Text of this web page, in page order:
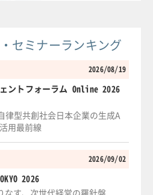
セミナーランキング
2026/08/19
ントフォーラム Online 2026
律型共創社会日本企業の生成A
用最前線
2026/09/02
2026